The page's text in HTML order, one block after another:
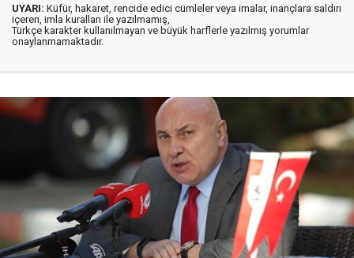
UYARI: Küfür, hakaret, rencide edici cümleler veya imalar, inançlara saldırı
içeren, imla kuralları ile yazılmamış,
Türkçe karakter kullanılmayan ve büyük harflerle yazılmış yorumlar
onaylanmamaktadır.